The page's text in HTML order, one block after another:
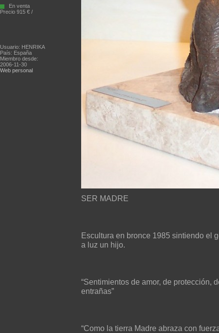
En venta
Precio 915 € /
Usuario: HENRIKA
País: España
Miembro desde:
2006-11-30
Web personal
SER MADRE
Escultura en bronce 1985 sintiendo el
a luz un hijo.
“Sentimientos de amor, de protección,
entrañas”
“Como la tierra Madre abraza con